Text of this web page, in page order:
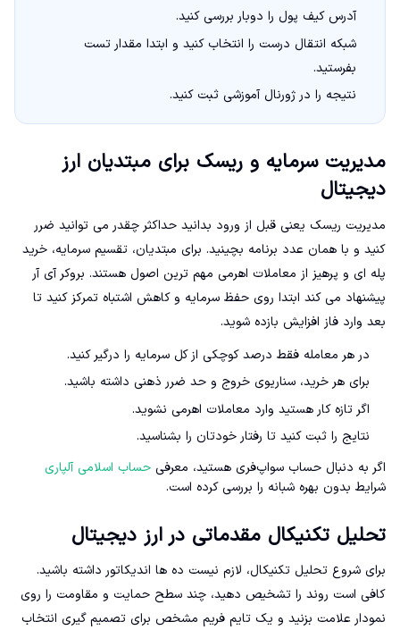
آدرس کیف پول را دوبار بررسی کنید.
شبکه انتقال درست را انتخاب کنید و ابتدا مقدار تست
بفرستید.
نتیجه را در ژورنال آموزشی ثبت کنید.
مدیریت سرمایه و ریسک برای مبتدیان ارز
دیجیتال
مدیریت ریسک یعنی قبل از ورود بدانید حداکثر چقدر می توانید ضرر
کنید و با همان عدد برنامه بچینید. برای مبتدیان، تقسیم سرمایه، خرید
پله ای و پرهیز از معاملات اهرمی مهم ترین اصول هستند. بروکر آی آر
پیشنهاد می کند ابتدا روی حفظ سرمایه و کاهش اشتباه تمرکز کنید تا
بعد وارد فاز افزایش بازده شوید.
در هر معامله فقط درصد کوچکی از کل سرمایه را درگیر کنید.
برای هر خرید، سناریوی خروج و حد ضرر ذهنی داشته باشید.
اگر تازه کار هستید وارد معاملات اهرمی نشوید.
نتایج را ثبت کنید تا رفتار خودتان را بشناسید.
اگر به دنبال حساب سواپ‌فری هستید، معرفی حساب اسلامی آلپاری
شرایط بدون بهره شبانه را بررسی کرده است.
تحلیل تکنیکال مقدماتی در ارز دیجیتال
برای شروع تحلیل تکنیکال، لازم نیست ده ها اندیکاتور داشته باشید.
کافی است روند را تشخیص دهید، چند سطح حمایت و مقاومت را روی
نمودار علامت بزنید و یک تایم فریم مشخص برای تصمیم گیری انتخاب